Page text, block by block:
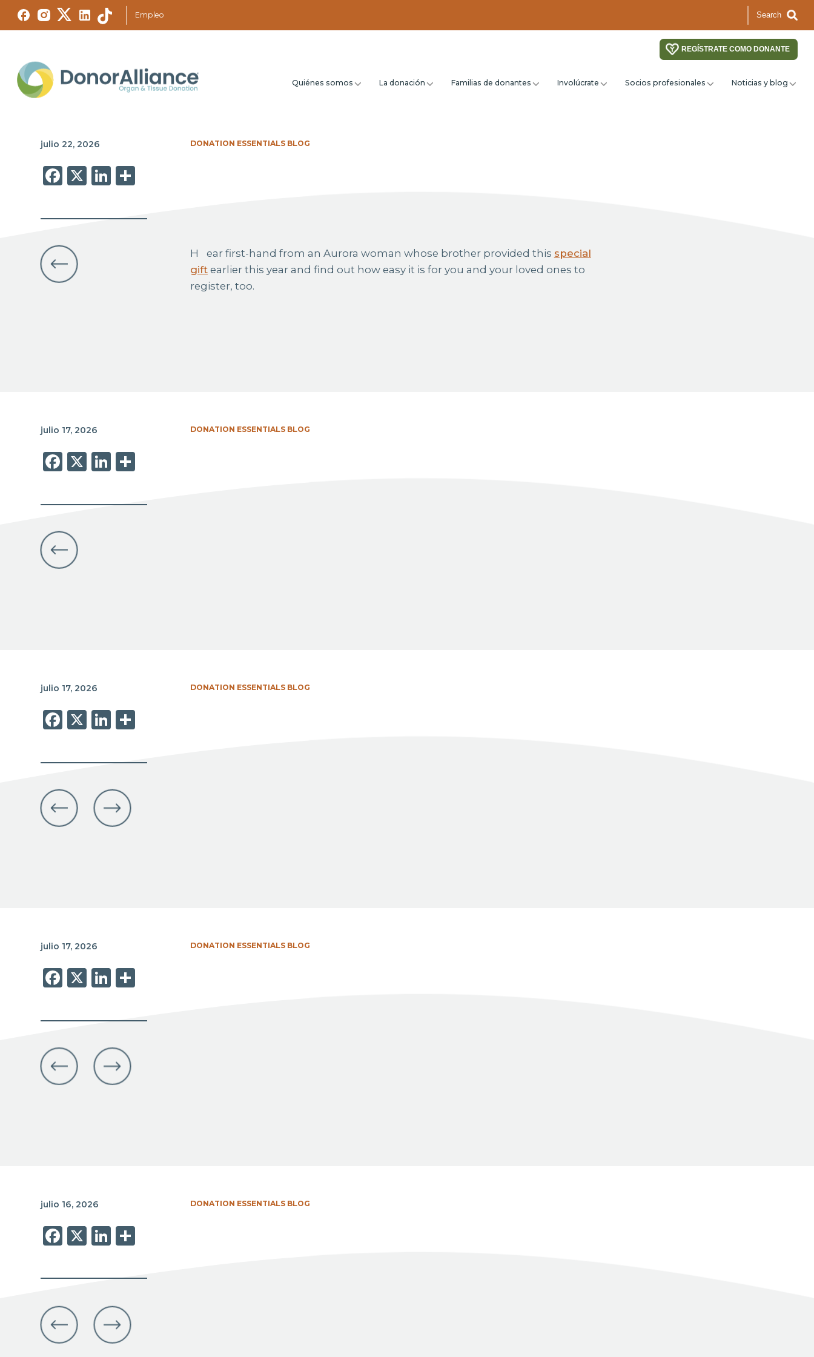
Empleo Search
REGÍSTRATE COMO DONANTE
Quiénes somos La donación Familias de donantes Involúcrate Socios profesionales Noticias y blog
julio 22, 2026
Facebook
X LinkedIn
Share
DONATION ESSENTIALS BLOG
Hear first-hand from an Aurora woman whose brother provided this special
gift earlier this year and find out how easy it is for you and your loved ones to
register, too.
julio 17, 2026
Facebook
X LinkedIn
Share
DONATION ESSENTIALS BLOG
julio 17, 2026
Facebook
X LinkedIn
Share
DONATION ESSENTIALS BLOG
julio 17, 2026
Facebook
X LinkedIn
Share
DONATION ESSENTIALS BLOG
julio 16, 2026
Facebook
X LinkedIn
Share
DONATION ESSENTIALS BLOG